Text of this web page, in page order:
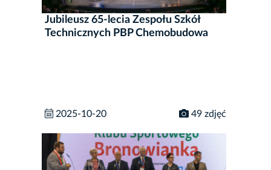
Jubileusz 65-lecia Zespołu Szkół
Technicznych PBP Chemobudowa
2025-10-20 49 zdjęć